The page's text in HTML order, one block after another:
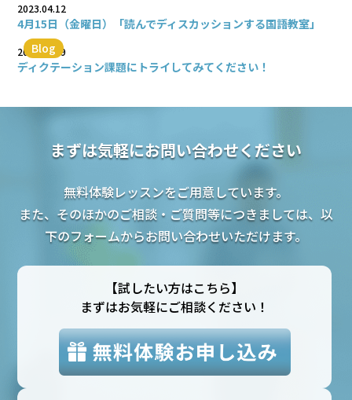
2023.04.12
4月15日（金曜日）「読んでディスカッションする国語教室」
Blog
2021.05.09
ディクテーション課題にトライしてみてください！
まずは気軽にお問い合わせください
無料体験レッスンをご用意しています。
また、そのほかのご相談・ご質問等につきましては、以
下のフォームからお問い合わせいただけます。
【試したい方はこちら】
まずはお気軽にご相談ください！